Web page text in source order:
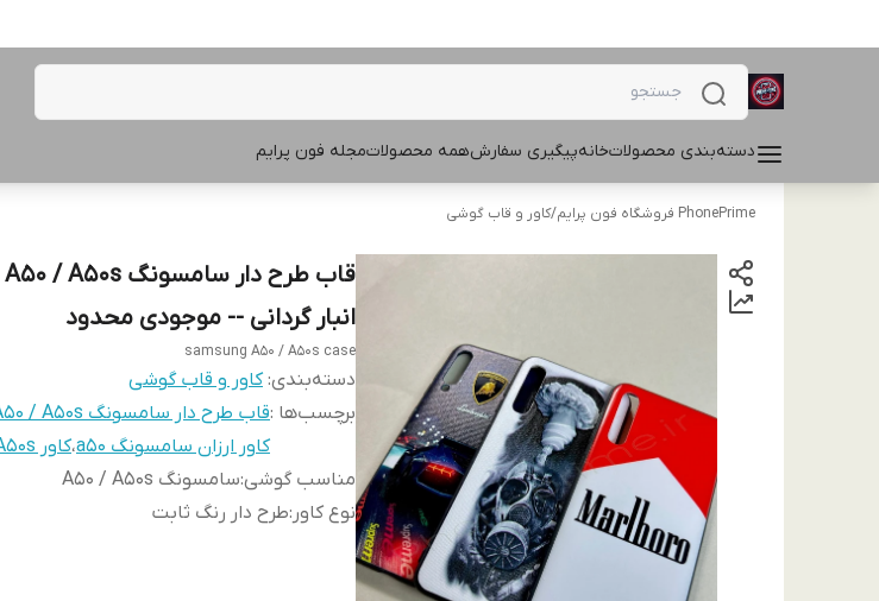
دسته‌بندی محصولاتخانهپیگیری سفارشهمه محصولاتمجله فون پرایم
PhonePrime فروشگاه فون پرایم /کاور و قاب گوشی
انبار گردانی -- موجودی محدود
samsung A50 / A50s case
دسته‌بندی:کاور و قاب گوشی
برچسب‌ها :قاب طرح دار سامسونگ A50 / A50s
کاور ارزان سامسونگ a50
،کاور samsung A50s
مناسب گوشی:سامسونگ A50 / A50s
نوع کاور :طرح دار رنگ ثابت